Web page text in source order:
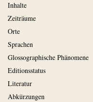
Inhalte
Zeiträume
Orte
Sprachen
Glossographische Phänomene
Editionsstatus
Literatur
Abkürzungen